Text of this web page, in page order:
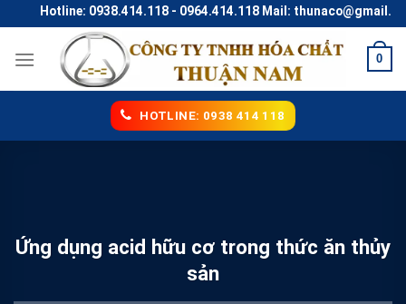
to
content
Hotline: 0938.414.118 - 0964.414.118 Mail: thunaco@gmail.com
0
HOTLINE: 0938 414 118
Ứng dụng acid hữu cơ trong thức ăn thủy
sản